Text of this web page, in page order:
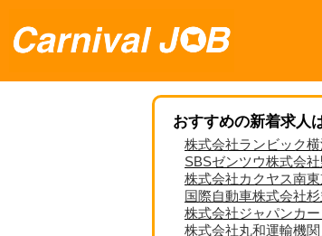
おすすめの新着求人
株式会社ランビック
SBSゼンツウ株式会
株式会社カクヤス南
国際自動車株式会社
株式会社ジャパンカ
株式会社丸和運輸機